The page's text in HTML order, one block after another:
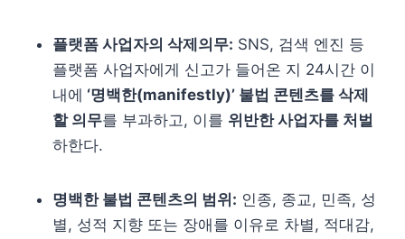
플랫폼 사업자의 삭제의무: SNS, 검색 엔진 등
플랫폼 사업자에게 신고가 들어온 지 24시간 이
내에 ‘명백한(manifestly)’ 불법 콘텐츠를 삭제
할 의무를 부과하고, 이를 위반한 사업자를 처벌
하한다.
명백한 불법 콘텐츠의 범위: 인종, 종교, 민족, 성
별, 성적 지향 또는 장애를 이유로 차별, 적대감,